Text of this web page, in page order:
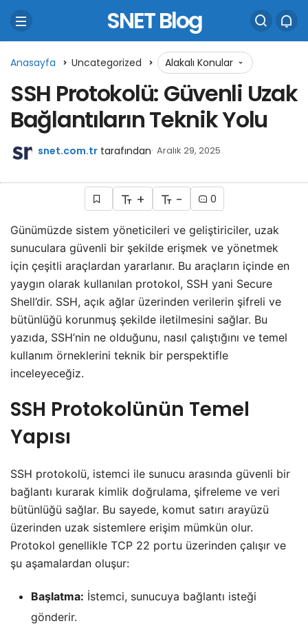
SNET Blog
Anasayfa Uncategorized Alakalı Konular
SSH Protokolü: Güvenli Uzak
Bağlantıların Teknik Yolu
snet.com.tr tarafından Aralık 29, 2025
+ - 0
Günümüzde sistem yöneticileri ve geliştiriciler, uzak
sunuculara güvenli bir şekilde erişmek ve yönetmek
için çeşitli araçlardan yararlanır. Bu araçların içinde en
yaygın olarak kullanılan protokol, SSH yani Secure
Shell’dir. SSH, açık ağlar üzerinden verilerin şifreli ve
bütünlüğü korunmuş şekilde iletilmesini sağlar. Bu
yazıda, SSH’nin ne olduğunu, nasıl çalıştığını ve temel
kullanım örneklerini teknik bir perspektifle
inceleyeceğiz.
SSH Protokolünün Temel
Yapısı
SSH protokolü, istemci ile sunucu arasında güvenli bir
bağlantı kurarak kimlik doğrulama, şifreleme ve veri
bütünlüğü sağlar. Bu sayede, komut satırı arayüzü
üzerinden uzak sistemlere erişim mümkün olur.
Protokol genellikle TCP 22 portu üzerinden çalışır ve
şu aşamalardan oluşur:
Başlatma: İstemci, sunucuya bağlantı isteği
gönderir.